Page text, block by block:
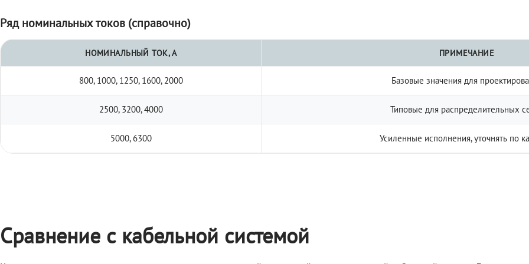
Ряд номинальных токов (справочно)
НОМИНАЛЬНЫЙ ТОК, А ПРИМЕЧАНИЕ
800, 1000, 1250, 1600, 2000 Базовые значения для
2500, 3200, 4000 Типовые для распределительных
5000, 6300 Усиленные исполнения, уточнять по
Сравнение с кабельной системой